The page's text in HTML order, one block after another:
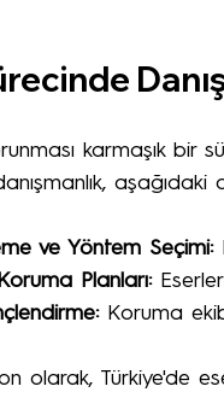
karmaşık bir
aşağıdaki
ve Yöntem Seçimi:
Planları:
Koruma
olarak, Türkiye'de